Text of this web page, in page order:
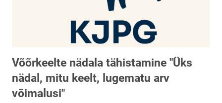
Võõrkeelte nädala tähistamine "Üks
nädal, mitu keelt, lugematu arv
võimalusi"